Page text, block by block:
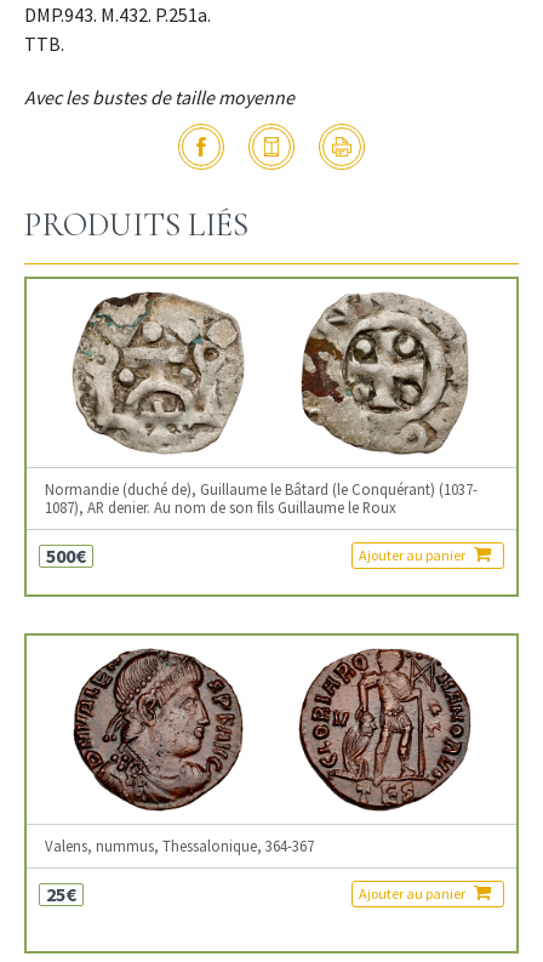
DMP.943. M.432. P.251a.
TTB.
Avec les bustes de taille moyenne
PRODUITS LIÉS
Normandie (duché de), Guillaume le Bâtard (le Conquérant) (1037-
1087), AR denier. Au nom de son fils Guillaume le Roux
500€ Ajouter au panier
Valens, nummus, Thessalonique, 364-367
25€ Ajouter au panier